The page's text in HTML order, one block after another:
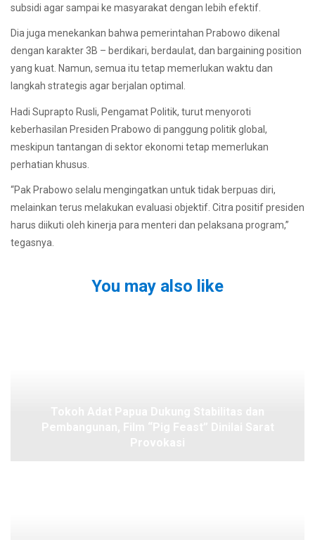
subsidi agar sampai ke masyarakat dengan lebih efektif.
Dia juga menekankan bahwa pemerintahan Prabowo dikenal
dengan karakter 3B – berdikari, berdaulat, dan bargaining position
yang kuat. Namun, semua itu tetap memerlukan waktu dan
langkah strategis agar berjalan optimal.
Hadi Suprapto Rusli, Pengamat Politik, turut menyoroti
keberhasilan Presiden Prabowo di panggung politik global,
meskipun tantangan di sektor ekonomi tetap memerlukan
perhatian khusus.
“Pak Prabowo selalu mengingatkan untuk tidak berpuas diri,
melainkan terus melakukan evaluasi objektif. Citra positif presiden
harus diikuti oleh kinerja para menteri dan pelaksana program,”
tegasnya.
You may also like